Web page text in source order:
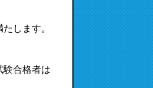
します。
験合格者は